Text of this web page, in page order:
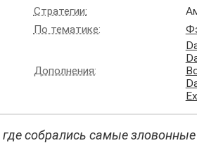
Стратегии:
По тематике:
Дополнения:
собрались самые